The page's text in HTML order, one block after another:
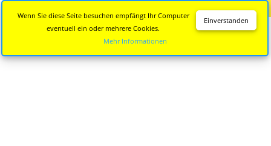
Einverstanden
Wenn Sie diese Seite besuchen empfängt Ihr Computer
eventuell ein oder mehrere Cookies.
Mehr Informationen